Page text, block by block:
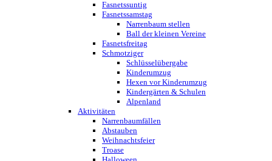
Fasnetssuntig
Fasnetssamstag
Narrenbaum stellen
Ball der kleinen Vereine
Fasnetsfreitag
Schmotziger
Schlüsselübergabe
Kinderumzug
Hexen vor Kinderumzug
Kindergärten & Schulen
Alpenland
Aktivitäten
Narrenbaumfällen
Abstauben
Weihnachtsfeier
Troase